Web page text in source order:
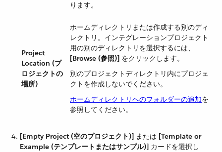
ります。
Project
Location (プ
ロジェクトの
場所)
ホームディレクトリまたは作成する別のディ
レクトリ。インテグレーションプロジェクト
用の別のディレクトリを選択するには、​
[Browse (参照)] ​ をクリックします。
別のプロジェクトディレクトリ内にプロジェ
クトを作成しないでください。
ホームディレクトリへのフォルダーの追加を
参照してください。
[Empty Project (空のプロジェクト)] ​ または ​ [Template or
Example (テンプレートまたはサンプル)] ​ カードを選択し